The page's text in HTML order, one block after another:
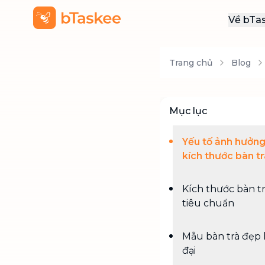
Về
Trang chủ Blog
Mục lục
Yếu tố ảnh hưởng
kích thước bàn
Kích thước bàn
tiêu chuẩn
Mẫu bàn trà đẹp
đại